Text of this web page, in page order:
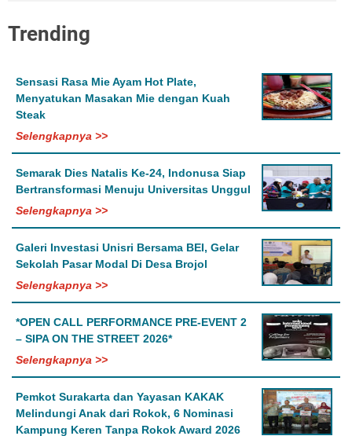
Trending
Sensasi Rasa Mie Ayam Hot Plate,
Menyatukan Masakan Mie dengan Kuah
Steak
Selengkapnya >>
Semarak Dies Natalis Ke-24, Indonusa Siap
Bertransformasi Menuju Universitas Unggul
Selengkapnya >>
Galeri Investasi Unisri Bersama BEI, Gelar
Sekolah Pasar Modal Di Desa Brojol
Selengkapnya >>
*OPEN CALL PERFORMANCE PRE-EVENT 2
– SIPA ON THE STREET 2026*
Selengkapnya >>
Pemkot Surakarta dan Yayasan KAKAK
Melindungi Anak dari Rokok, 6 Nominasi
Kampung Keren Tanpa Rokok Award 2026